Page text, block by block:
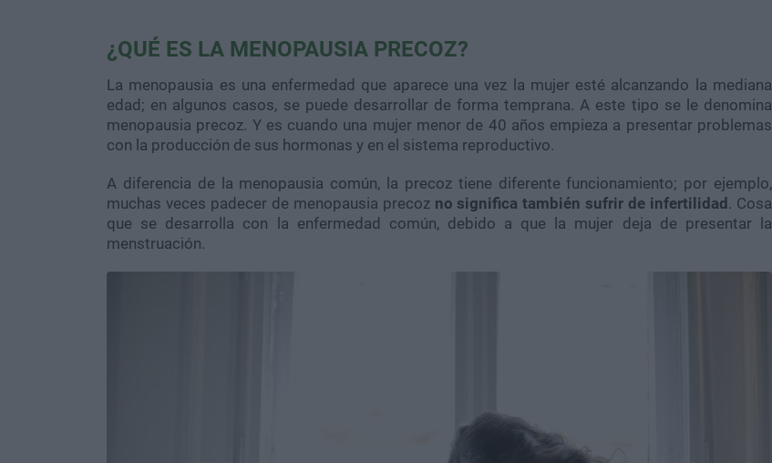
¿QUÉ ES LA MENOPAUSIA PRECOZ?
La menopausia es una enfermedad que aparece una vez la mujer esté alcanzando la mediana
edad; en algunos casos, se puede desarrollar de forma temprana. A este tipo se le denomina
menopausia precoz. Y es cuando una mujer menor de 40 años empieza a presentar problemas
con la producción de sus hormonas y en el sistema reproductivo.
A diferencia de la menopausia común, la precoz tiene diferente funcionamiento; por ejemplo,
muchas veces padecer de menopausia precoz no significa también sufrir de infertilidad. Cosa
que se desarrolla con la enfermedad común, debido a que la mujer deja de presentar la
menstruación.